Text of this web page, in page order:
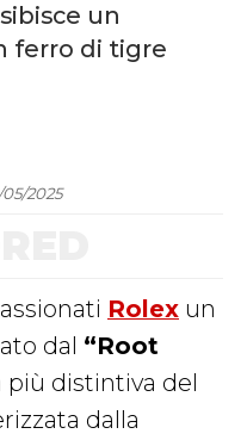
un
ferro di tigre
2025
Rolex un
dal “Root
più distintiva del
dalla